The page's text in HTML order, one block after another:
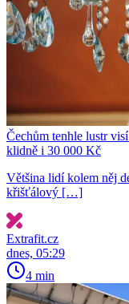
Čechům tenhle lustr
klidně i 30 000 Kč
Většina lidí kolem něj
křišťálový […]
Extrafit.cz
dnes, 05:29
4 min